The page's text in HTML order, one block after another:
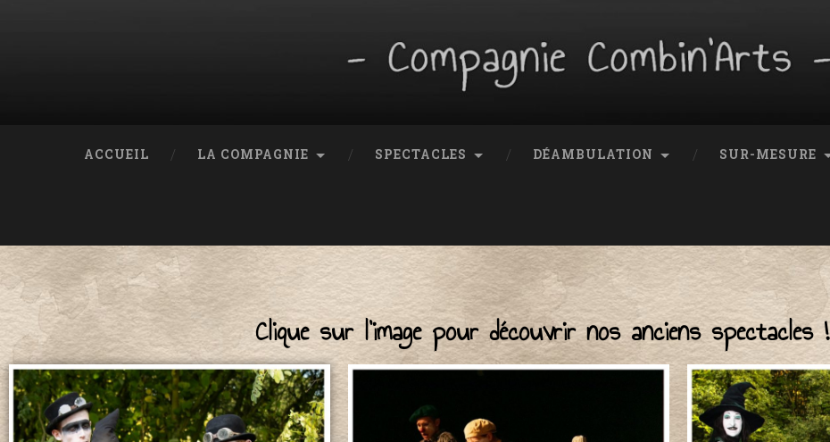
ACCUEIL LA COMPAGNIE SPECTACLES DÉAMBULATION SUR-MESURE
Clique sur l’image pour découvrir nos anciens spectacles !